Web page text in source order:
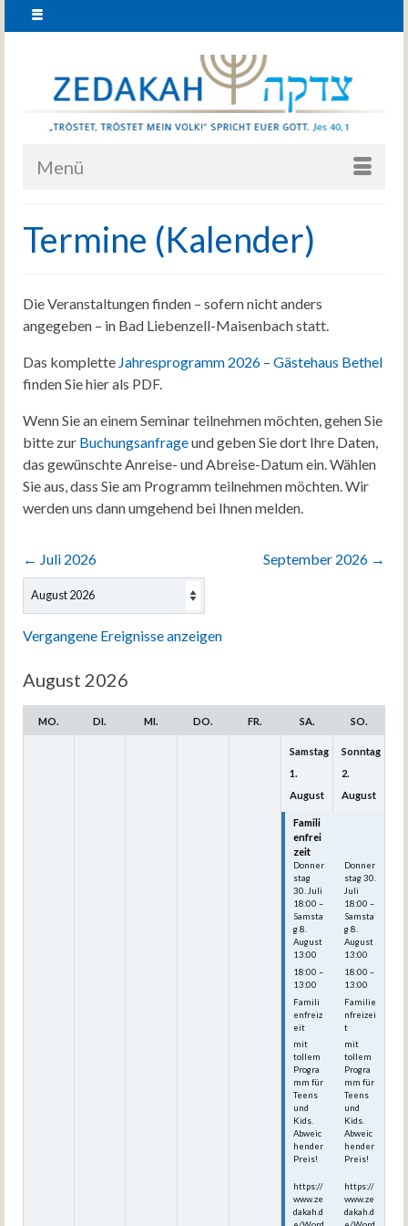
Menü
Termine (Kalender)
Die Veranstaltungen finden – sofern nicht anders
angegeben – in Bad Liebenzell-Maisenbach statt.
Das komplette Jahresprogramm 2026 – Gästehaus Bethel
finden Sie hier als PDF.
Wenn Sie an einem Seminar teilnehmen möchten, gehen Sie
bitte zur Buchungsanfrageund geben Sie dort Ihre Daten,
das gewünschte Anreise- und Abreise-Datum ein. Wählen
Sie aus, dass Sie am Programm teilnehmen möchten. Wir
werden uns dann umgehend bei Ihnen melden.
← Juli 2026 September 2026 →
Auswahl
Monats
Vergangene Ereignisse anzeigen
August 2026
MO. DI. MI. DO. FR. SA. SO.
Samstag
1.
August
Famili
enfrei
zeit
Donner
stag
30. Juli
18:00 –
Samsta
g8.
August
13:00
18:00 –
13:00
Famili
enfreiz
eit
mit
tollem
Progra
mm für
Teens
und
Kids.
Abweic
hender
Preis!
https://
www.ze
dakah.d
Sonntag
2.
August
Donner
stag30.
Juli
18:00 –
Samsta
g8.
August
13:00
18:00 –
13:00
Familie
nfreizei
t
mit
tollem
Progra
mm für
Teens
und
Kids.
Abweic
hender
Preis!
https://
www.ze
dakah.d